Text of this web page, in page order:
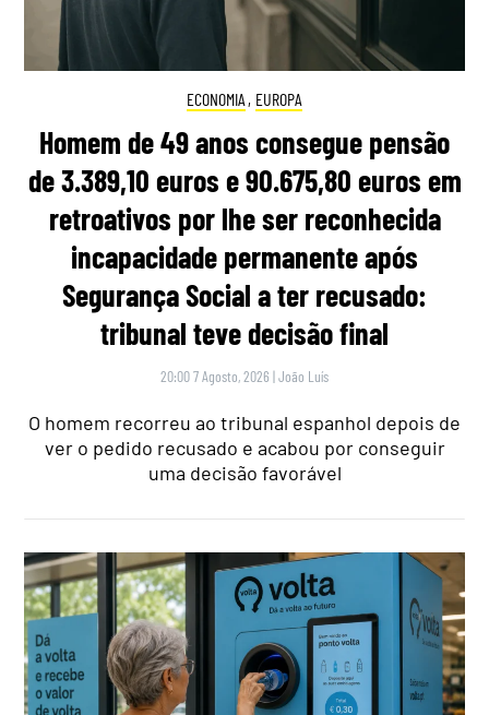
ECONOMIA , EUROPA
Homem de 49 anos consegue pensão
de 3.389,10 euros e 90.675,80 euros em
retroativos por lhe ser reconhecida
incapacidade permanente após
Segurança Social a ter recusado:
tribunal teve decisão final
20:00 7 Agosto, 2026 |João Luís
O homem recorreu ao tribunal espanhol depois de
ver o pedido recusado e acabou por conseguir
uma decisão favorável